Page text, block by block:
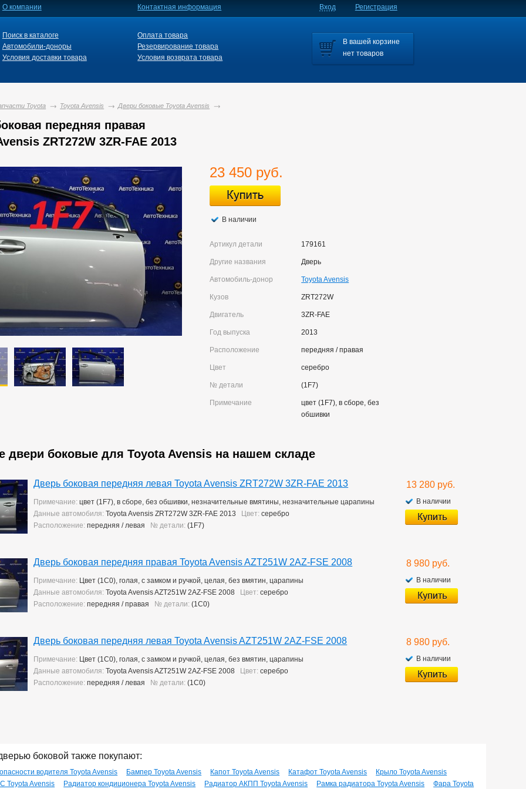
Toyota Toyota Avensis Двери боковые Toyota Avensis
передняя правая
ZRT272W 3ZR-FAE 2013
23 450 руб.
В наличии
Артикул детали 179161
Другие названия Дверь
Автомобиль-донор Toyota Avensis
Кузов ZRT272W
Двигатель 3ZR-FAE
Год выпуска 2013
Расположение передняя / правая
Цвет серебро
№ детали (1F7)
Примечание
цвет (1F7), в сборе, без
обшивки
двери боковые для Toyota Avensis на нашем складе
Дверь боковая передняя левая Toyota Avensis ZRT272W 3ZR-FAE 2013
Примечание: цвет (1F7), в сборе, без обшивки, незначительные вмятины, незначительные царапины
Данные автомобиля: Toyota Avensis ZRT272W 3ZR-FAE 2013 Цвет: серебро
Расположение: передняя / левая № детали: (1F7)
13 280 руб.
В наличии
Дверь боковая передняя правая Toyota Avensis AZT251W 2AZ-FSE 2008
Примечание: Цвет (1C0), голая, с замком и ручкой, целая, без вмятин, царапины
Данные автомобиля: Toyota Avensis AZT251W 2AZ-FSE 2008 Цвет: серебро
Расположение: передняя / правая № детали: (1C0)
8 980 руб.
В наличии
Дверь боковая передняя левая Toyota Avensis AZT251W 2AZ-FSE 2008
Примечание: Цвет (1C0), голая, с замком и ручкой, целая, без вмятин, царапины
Данные автомобиля: Toyota Avensis AZT251W 2AZ-FSE 2008 Цвет: серебро
Расположение: передняя / левая № детали: (1C0)
8 980 руб.
В наличии
боковой также покупают:
водителя Toyota Avensis Бампер Toyota Avensis Капот Toyota Avensis Катафот Toyota Avensis
Крыло Toyota Avensis
Toyota Avensis
Радиатор кондиционера Toyota Avensis Радиатор АКПП Toyota Avensis Рамка радиатора Toyota Avensis
Фара Toyota
О компании Контактная информация Вход Регистрация
Поиск в каталоге
Автомобили-доноры
Условия доставки товара
Оплата товара
Резервирование товара
Условия возврата товара
В вашей корзине
нет товаров